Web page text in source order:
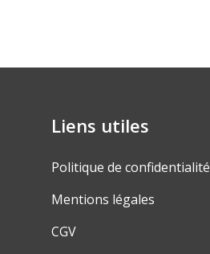
Liens utiles
Politique de confidentialité
Mentions légales
CGV